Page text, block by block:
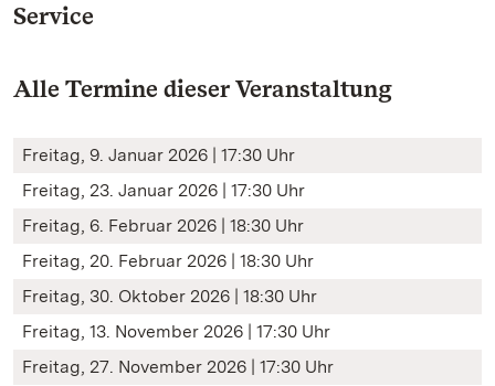
Service
Alle Termine dieser Veranstaltung
Freitag, 9. Januar 2026 | 17:30 Uhr
Freitag, 23. Januar 2026 | 17:30 Uhr
Freitag, 6. Februar 2026 | 18:30 Uhr
Freitag, 20. Februar 2026 | 18:30 Uhr
Freitag, 30. Oktober 2026 | 18:30 Uhr
Freitag, 13. November 2026 | 17:30 Uhr
Freitag, 27. November 2026 | 17:30 Uhr